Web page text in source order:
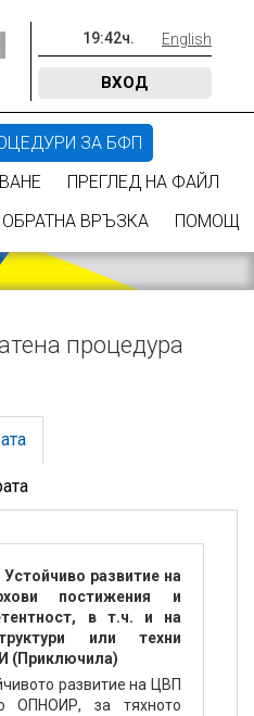
19:42ч. English
ВХОД
ЗА БФП
ПРЕГЛЕД НА ФАЙЛ
ОБРАТНА ВРЪЗКА ПОМОЩ
процедура
Устойчиво развитие на
постижения и
в т.ч. и на
или техни
(Приключила)
развитие на ЦВП
ОПНОИР, за тяхното